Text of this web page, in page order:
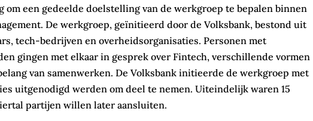
om een gedeelde doelstelling van de werkgroep te bepalen binnen
De werkgroep, geïnitieerd door de Volksbank, bestond uit
tech-bedrijven en overheidsorganisaties. Personen met
gingen met elkaar in gesprek over Fintech, verschillende vormen
van samenwerken. De Volksbank initieerde de werkgroep met
uitgenodigd werden om deel te nemen. Uiteindelijk waren 15
partijen willen later aansluiten.